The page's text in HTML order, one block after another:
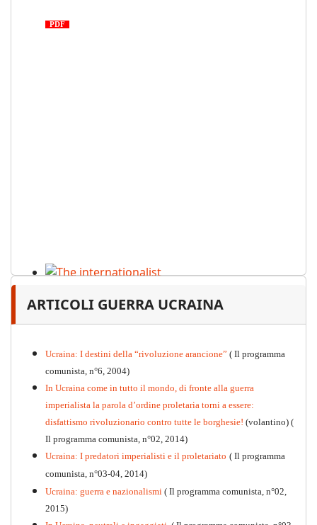
PDF
PDF n.12, 2026
ARTICOLI GUERRA UCRAINA
Ucraina: I destini della “rivoluzione arancione” ( Il programma
comunista, n°6, 2004)
In Ucraina come in tutto il mondo, di fronte alla guerra
imperialista la parola d’ordine proletaria torni a essere:
disfattismo rivoluzionario contro tutte le borghesie! (volantino) (
Il programma comunista, n°02, 2014)
Ucraina: I predatori imperialisti e il proletariato ( Il programma
comunista, n°03-04, 2014)
Ucraina: guerra e nazionalismi ( Il programma comunista, n°02,
2015)